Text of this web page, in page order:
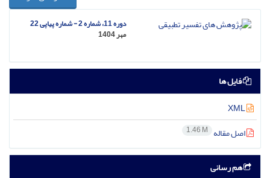
دوره 11، شماره 2 - شماره پیاپی 22
مهر 1404
فایل ها
اصل مقاله 1.46 M
هم رسانی